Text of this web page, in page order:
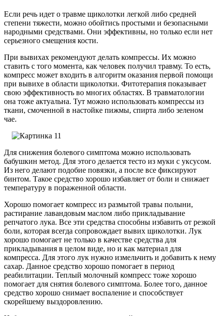
Если речь идет о травме щиколотки легкой либо средней
степени тяжести, можно обойтись простыми и безопасными
народными средствами. Они эффективны, но только если нет
серьезного смещения кости.
При вывихах рекомендуют делать компрессы. Их можно
ставить с того момента, как человек получил травму. То есть,
компресс может входить в алгоритм оказания первой помощи
при вывихе в области щиколотки. Фитотерапия показывает
свою эффективность во многих областях. В травматологии
она тоже актуальна. Тут можно использовать компрессы из
ткани, смоченной в настойке пижмы, спирта либо зеленом
чае.
Для снижения болевого симптома можно использовать
бабушкин метод. Для этого делается тесто из муки с уксусом.
Из него делают подобие повязки, а после все фиксируют
бинтом. Такое средство хорошо избавляет от боли и снижает
температуру в пораженной области.
Хорошо помогает компресс из размытой травы полыни,
растирание лавандовым маслом либо прикладывание
репчатого лука. Все эти средства способны избавить от резкой
боли, которая всегда сопровождает вывих щиколотки. Лук
хорошо помогает не только в качестве средства для
прикладывания в целом виде, но и как материал для
компресса. Для этого лук нужно измельчить и добавить к нему
сахар. Данное средство хорошо помогает в период
реабилитации. Теплый молочный компресс тоже хорошо
помогает для снятия болевого симптома. Более того, данное
средство хорошо снимает воспаление и способствует
скорейшему выздоровлению.